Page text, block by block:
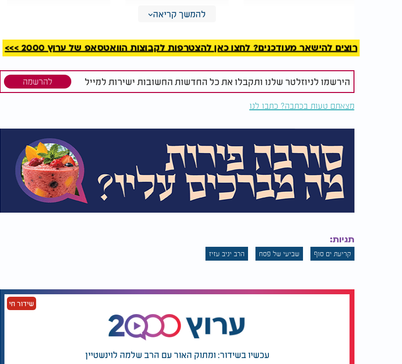
להמשך קריאה
רוצים להישאר מעודכנים? לחצו כאן להצטרפות לקבוצות הוואטסאפ של ערוץ 2000 >>>
הירשמו לניוזלטר שלנו ותקבלו את כל החדשות החשובות ישירות למייל להרשמה
מצאתם טעות בכתבה? כתבו לנו
תגיות:
קריעת ים סוף שביעי של פסח הרב יניב עזיז
שידור חי
עכשיו בשידור: ומתוק האור עם הרב שלמה לוינשטיין